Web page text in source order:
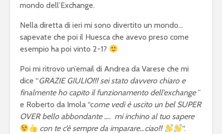
mondo dell’Exchange.
Nella diretta di ieri mi sono divertito un mondo…
sapevate che poi il Huesca che avevo preso come
esempio ha poi vinto 2-1?
Poi mi ritrovo un’email di Andrea da Varese che mi
dice “GRAZIE GIULIO!!! sei stato davvero chiaro e
finalmente ho capito il funzionamento dell’exchange”
e Roberto da Imola “come vedi è uscito un bel SUPER
OVER bello abbondante …. mi inchino al tuo sapere
con te c’è sempre da imparare…ciao!!
“.